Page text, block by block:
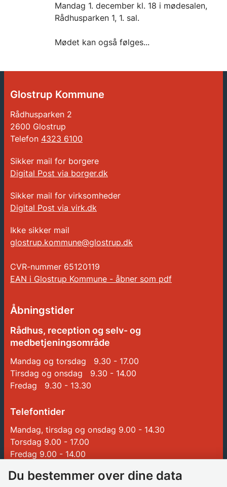
Mandag 1. december kl. 18 i mødesalen,
Rådhusparken 1, 1. sal.
Mødet kan også følges...
Glostrup Kommune
Rådhusparken 2
2600 Glostrup
Telefon 4323 6100
Sikker mail for borgere
Digital Post via borger.dk
Sikker mail for virksomheder
Digital Post via virk.dk
Ikke sikker mail
glostrup.kommune@glostrup.dk
CVR-nummer 65120119
EAN i Glostrup Kommune - åbner som pdf
Åbningstider
Rådhus, reception og selv- og
medbetjeningsområde
Mandag og torsdag 9.30 - 17.00
Tirsdag og onsdag 9.30 - 14.00
Fredag 9.30 - 13.30
Telefontider
Mandag, tirsdag og onsdag 9.00 - 14.30
Torsdag 9.00 - 17.00
Fredag 9.00 - 14.00
Du bestemmer over dine data